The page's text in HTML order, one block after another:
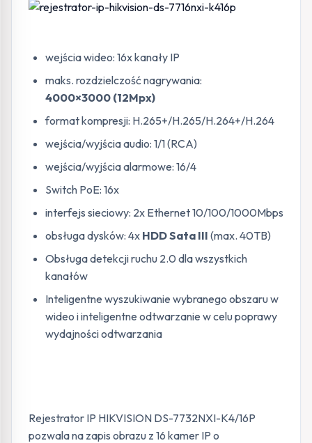
wejścia wideo: 16x kanały IP
maks. rozdzielczość nagrywania:
4000×3000 (12Mpx)
format kompresji: H.265+/H.265/H.264+/H.264
wejścia/wyjścia audio: 1/1 (RCA)
wejścia/wyjścia alarmowe: 16/4
Switch PoE: 16x
interfejs sieciowy: 2x Ethernet 10/100/1000Mbps
obsługa dysków: 4x HDD Sata III (max. 40TB)
Obsługa detekcji ruchu 2.0 dla wszystkich
kanałów
Inteligentne wyszukiwanie wybranego obszaru w
wideo i inteligentne odtwarzanie w celu poprawy
wydajności odtwarzania
Rejestrator IP HIKVISION DS-7732NXI-K4/16P
pozwala na zapis obrazu z 16 kamer IP o